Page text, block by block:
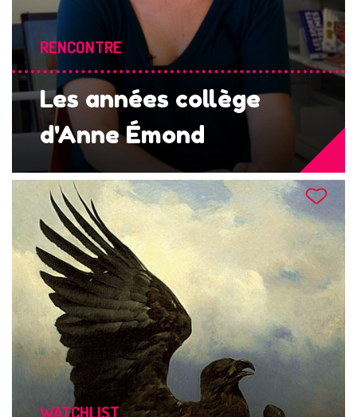
RENCONTRE
Les années collège
d'Anne Émond
WATCHLIST